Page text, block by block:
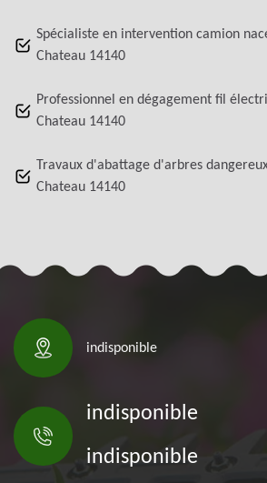
Spécialiste en intervention camion
Chateau 14140
Professionnel en dégagement fil
Chateau 14140
Travaux d'abattage d'arbres
Chateau 14140
indisponible
indisponible
indisponible